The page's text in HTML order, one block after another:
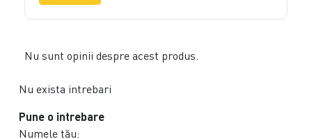
Nu sunt opinii despre acest produs.
Nu exista intrebari
Pune o intrebare
Numele tău: